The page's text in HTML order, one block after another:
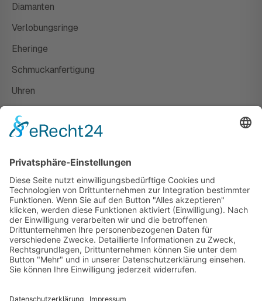
Diamanten
Verlobungsringe
Eheringe
Schmuckanfertigung
Uhren
Susanne Steiger
Geschäfte
Newsletter
Kontakt
© 2026 JUWELIER STEIGER